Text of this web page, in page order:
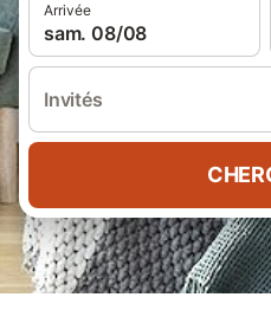
Arrivée
sam. 08/08
Invités